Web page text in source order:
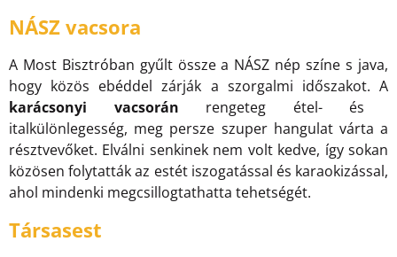
NÁSZ vacsora
A Most Bisztróban gyűlt össze a NÁSZ nép színe s java,
hogy közös ebéddel zárják a szorgalmi időszakot. A
karácsonyi vacsorán rengeteg étel- és
italkülönlegesség, meg persze szuper hangulat várta a
résztvevőket. Elválni senkinek nem volt kedve, így sokan
közösen folytatták az estét iszogatással és karaokizással,
ahol mindenki megcsillogtathatta tehetségét.
Társasest